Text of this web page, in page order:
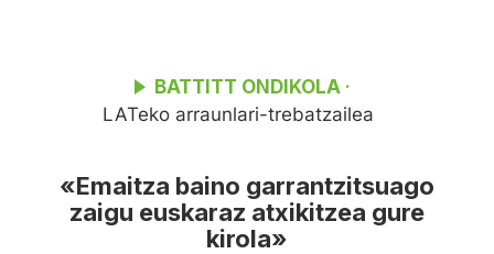
BATTITT ONDIKOLA ·
LATeko arraunlari-trebatzailea
«Emaitza baino garrantzitsuago
zaigu euskaraz atxikitzea gure
kirola»